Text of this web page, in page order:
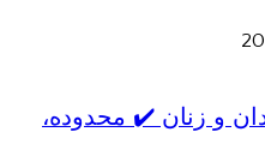
و زنان ✔️ محدوده،